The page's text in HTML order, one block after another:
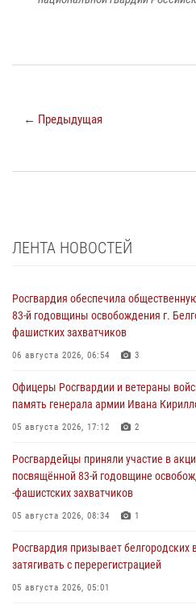
← Предыдущая
ЛЕНТА НОВОСТЕЙ
Росгвардия обеспечила
83-й годовщины освобождения г.
фашистких захватчиков
06 августа 2026, 06:54 3
Офицеры Росгвардии и ветераны
память генерала армии Ивана
05 августа 2026, 17:12 2
Росгвардейцы приняли участие в
посвящённой 83‑й годовщине
‑фашистских захватчиков
05 августа 2026, 08:34 1
Росгвардия призывает белгородских
затягивать с перерегистрацией
05 августа 2026, 05:01